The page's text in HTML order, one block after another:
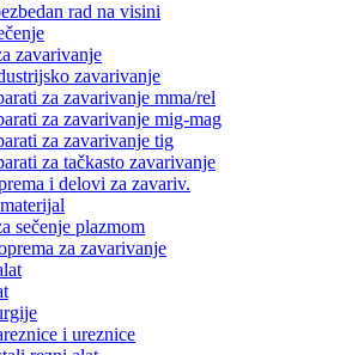
rad na visini
zavarivanje
zavarivanje
za zavarivanje mma/rel
za zavarivanje mig-mag
za zavarivanje tig
za tačkasto zavarivanje
i delovi za zavariv.
sečenje plazmom
za zavarivanje
i ureznice